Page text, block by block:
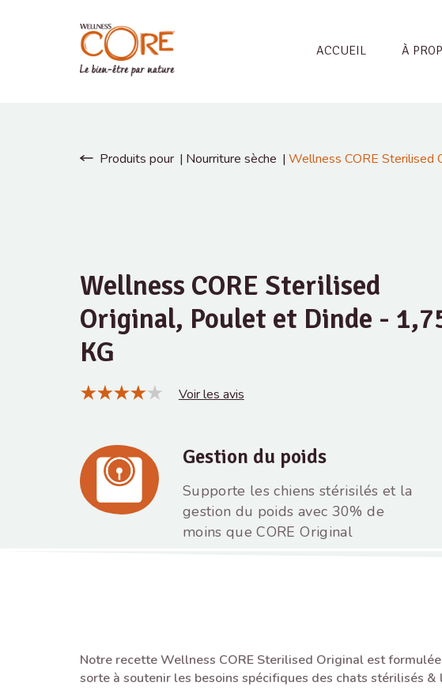
ACCUEIL À
Produits pour Nourriture sèche Wellness CORE Sterilised
Wellness CORE Sterilised
Original, Poulet et Dinde -
KG
Voir les avis
Gestion du poids
Supporte les chiens stérisilés et la
gestion du poids avec 30% de
moins que CORE Original
Notre recette Wellness CORE Sterilised Original est
sorte à soutenir les besoins spécifiques des chats stérilisés &